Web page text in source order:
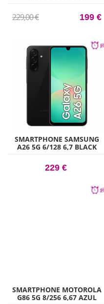
229,00 € 199 €
SMARTPHONE SAMSUNG
A26 5G 6/128 6,7 BLACK
229 €
SMARTPHONE MOTOROLA
G86 5G 8/256 6,67 AZUL